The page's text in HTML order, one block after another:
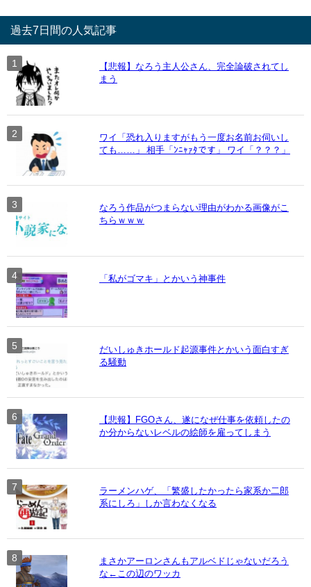
過去7日間の人気記事
【悲報】なろう主人公さん、完全論破されてし
まう
ワイ「恐れ入りますがもう一度お名前お伺いし
ても……」 相手「ﾝﾆｬｧﾀです」 ワイ「？？？」
なろう作品がつまらない理由がわかる画像がこ
ちらｗｗｗ
「私がゴマキ」とかいう神事件
だいしゅきホールド起源事件とかいう面白すぎ
る騒動
【悲報】FGOさん、遂になぜ仕事を依頼したの
か分からないレベルの絵師を雇ってしまう
ラーメンハゲ、「繁盛したかったら家系か二郎
系にしろ」しか言わなくなる
まさかアーロンさんもアルベドじゃないだろう
な←この辺のワッカ